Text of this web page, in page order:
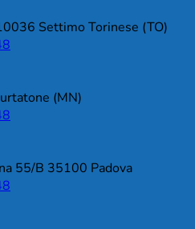
Settimo Torinese (TO)
(MN)
55/B 35100 Padova